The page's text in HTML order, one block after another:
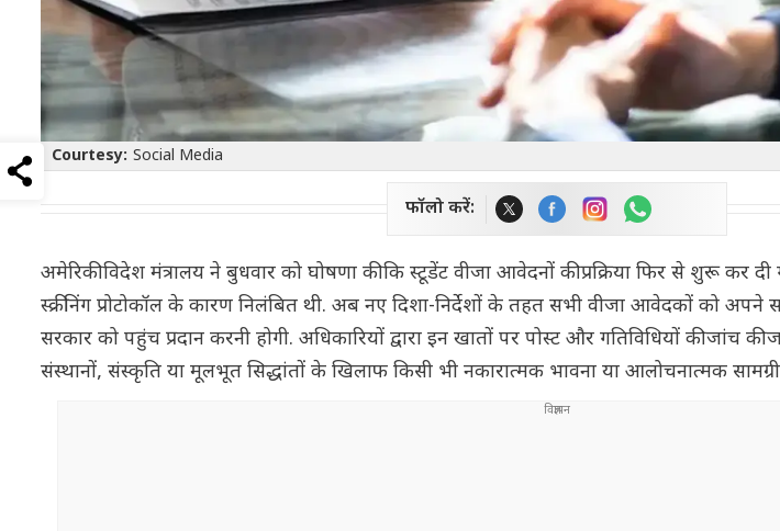
Courtesy: Social Media
फॉलो करें:
अमेरिकी विदेश मंत्रालय ने बुधवार को घोषणा की कि स्टूडेंट वीजा आवेदनों की प्रक्रिया फिर से शुरू कर
स्क्रीनिंग प्रोटोकॉल के कारण निलंबित थी. अब नए दिशा-निर्देशों के तहत सभी वीजा आवेदकों को अपने
सरकार को पहुंच प्रदान करनी होगी. अधिकारियों द्वारा इन खातों पर पोस्ट और गतिविधियों की जांच
संस्थानों, संस्कृति या मूलभूत सिद्धांतों के खिलाफ किसी भी नकारात्मक भावना या आलोचनात्मक